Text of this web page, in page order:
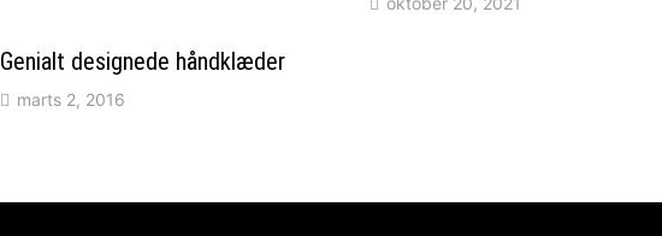
Genialt designede håndklæder
marts 2, 2016